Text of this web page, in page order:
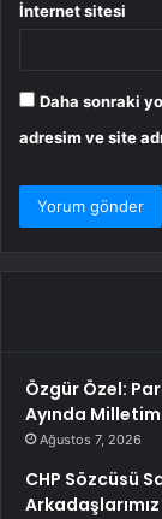
İnternet sitesi
Daha sonraki
adresim ve site
Özgür Özel:
Ayında
Ağustos 7, 2026
CHP Sözcüsü